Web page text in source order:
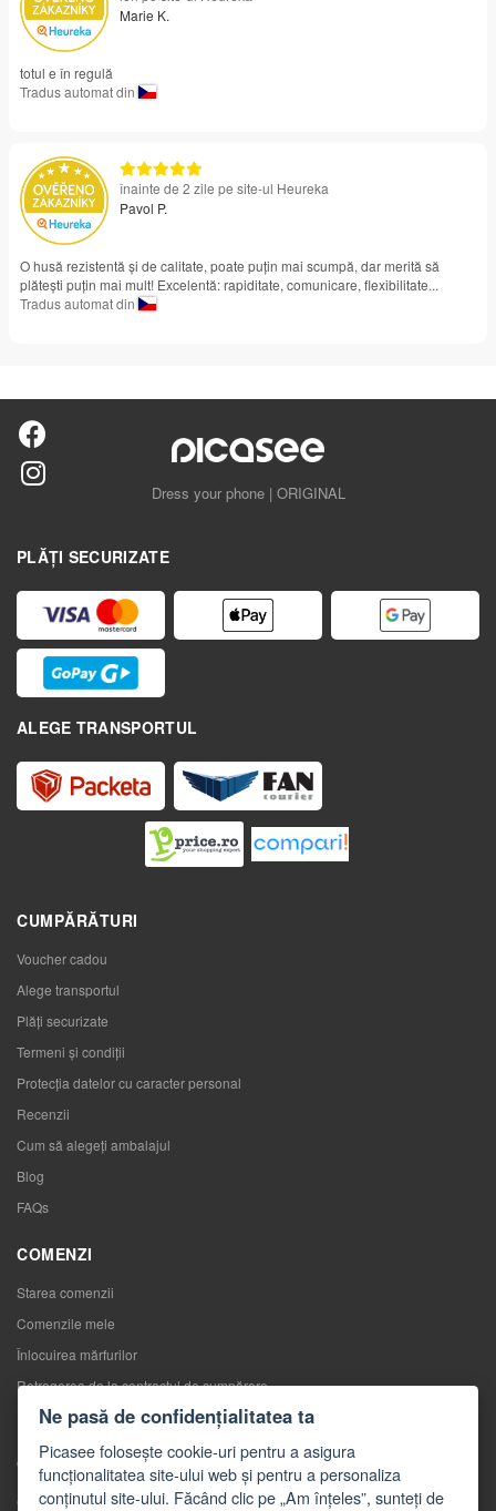
Marie K.
totul e în regulă
Tradus automat din
înainte de 2 zile pe site-ul Heureka
Pavol P.
O husă rezistentă și de calitate, poate puțin mai scumpă, dar merită să
plătești puțin mai mult! Excelentă: rapiditate, comunicare, flexibilitate...
Tradus automat din
Dress your phone | ORIGINAL
PLĂȚI SECURIZATE
ALEGE TRANSPORTUL
CUMPĂRĂTURI
Voucher cadou
Alege transportul
Plăți securizate
Termeni și condiții
Protecția datelor cu caracter personal
Recenzii
Cum să alegeţi ambalajul
Blog
FAQs
COMENZI
Starea comenzii
Comenzile mele
Înlocuirea mărfurilor
Retragerea de la contractul de cumpărare
Reclamaţii
CONTACTE
Contacte
Ne pasă de confidențialitatea ta
Picasee folosește cookie-uri pentru a asigura
funcționalitatea site-ului web și pentru a personaliza
conținutul site-ului. Făcând clic pe „Am înțeles”, sunteți de